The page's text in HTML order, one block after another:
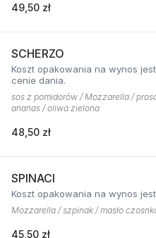
49,50 zł
SCHERZO
Koszt opakowania na wynos
cenie dania.
sos z pomidorów / Mozzarella /
ananas / oliwa zielona
48,50 zł
SPINACI
Koszt opakowania na wynos
Mozzarella / szpinak / masło
45,50 zł